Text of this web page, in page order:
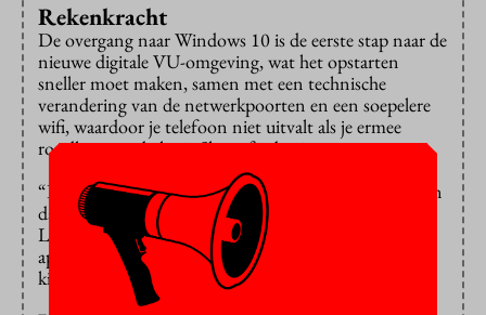
Rekenkracht
De overgang naar Windows 10 is de eerste stap naar de
nieuwe digitale VU-omgeving, wat het opstarten
sneller moet maken, samen met een technische
verandering van de netwerkpoorten en een soepelere
wifi, waardoor je telefoon niet uitvalt als je ermee
rondloopt en belt via Skype for business.
“De rekenkracht is straks centraal georganiseerd in een
database en niet meer op de pc zelf”, zegt
Luchtenburg. “En die is zwaar. Het wisselen van
apparaten kan zelfs als je een Youtube-filmpje aan het
kijken bent met geluid.”